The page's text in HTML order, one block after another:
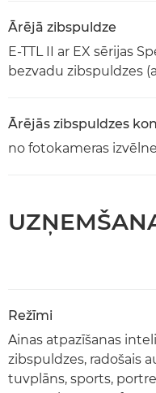
Ārējā zibspuldze
E-TTL II ar EX sērijas
bezvadu zibspuldzes
Ārējās zibspuldzes
no fotokameras
Režīmi
Ainas atpazīšanas
zibspuldzes, radošais
tuvplāns, sports,